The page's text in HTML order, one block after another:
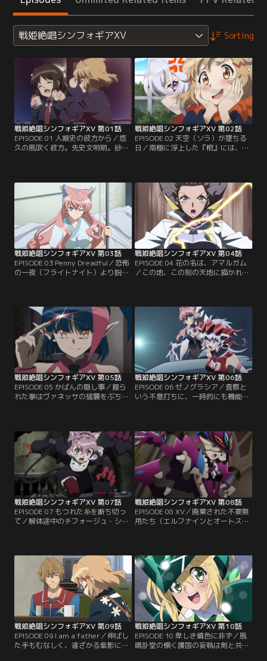
戦姫絶唱シンフォギアXV Sorting
戦姫絶唱シンフォギアXV 第01話
EPISODE 01 人類史の彼方から／悠
久の風吹く彼方。先史文明期。砂塵
させる。それがいかなるものである
のか、詳らかにされないまま、全て
は闇黒に没する。ただ一言、情を交
わしたヒトの名を遺して--時は過ぎ
て現代。南氷洋にS.O.N.G.本部は浮
上し…。【提供：バンダイチャンネ
ル】
戦姫絶唱シンフォギアXV 第02話
EPISODE 02 天空（ソラ）が墜ちる
日／南極に浮上した『棺』には、ア
ァリア光明結社の残党。閉所にして
見通しの利かない状況を作り出し、
長物と機動力を封じるエルザであっ
たが、連携するザババの刃は、これ
までの積み重ねがもたらす対応力に
て撃退に成功する。【提供：バンダ
イチャンネル】
戦姫絶唱シンフォギアXV 第03話
EPISODE 03 Penny Dreadful／恐怖
の一夜（フライトナイト）より脱出
ていた。7万を超えてなお増え続け
る死者のカウントに、残党には収ま
らぬ巨悪を予感する一同。ちょうど
その裏でミラアルクとエルザは、黒
ずくめの男たちと接触を果たしてい
た。【提供：バンダイチャンネル】
戦姫絶唱シンフォギアXV 第04話
EPISODE 04 花の名は、アマルガム
／この地、この刻の天地に描かれる
った。不協和に奏でられる音の羅列
に続いて大噴火する人体が、蜘蛛の
結界を突き破る。駆けつけた装者た
ちと相対するヴァネッサは、戦う理
由を語る事で響を翻弄する。ペース
を乱されながらも…。【提供：バン
ダイチャンネル】
戦姫絶唱シンフォギアXV 第05話
EPISODE 05 かばんの隠し事／握ら
れた拳はヴァネッサの猛襲をぶち抜
き、ついに彼女の眼前にて開かれ
取る響。再度の対話を試みるもの
の、だが、その勇気は闖入者によっ
て踏み躙られてしまう。日本政府よ
り突如にして不自然、かつ強引に執
行される本部への査察。結果、一時
的にではあるが…。【提供：バンダ
イチャンネル】
戦姫絶唱シンフォギアXV 第06話
EPISODE 06 ゼノグラシア／査察と
いう不意打ちに、一時的にも機能不
険に巻き込んでしまう。未来とエル
フナインの安否を気遣う装者達の想
いはひとつであったが、疲弊に摩耗
した翼は、マリアの心配をよそに周
囲と軋轢を繰り返し、孤立してい
く。一方で…。【提供：バンダイチ
ャンネル】
戦姫絶唱シンフォギアXV 第07話
EPISODE 07 もつれた糸を断ち切っ
て／解体途中のチフォージュ・シャ
りにも不気味で巨大なエネルギー
塊。設置されたジェネレイターを稼
働させたのは魔眼に弄られたエルフ
ナインであり、数多に廃棄されたオ
ートスコアラーの躯体に残存する
「想い出」であった。【提供：バン
ダイチャンネル】
戦姫絶唱シンフォギアXV 第08話
EPISODE 08 XV／廃棄された不要無
用たち（エルフナインとオートスコ
を果たすキャロル・マールス・ディ
ーンハイム。スフォルツァンドに残
響する奇跡殺しの錬金術は、ノーブ
ルレッドらを蹴散らしていく。その
間にも神の力は、神そのものへと至
ろうと…。【提供：バンダイチャン
ネル】
戦姫絶唱シンフォギアXV 第09話
EPISODE 09 I am a father／伸ばし
た手もむなしく、遠ざかる紫影に向
かって親友の名を叫ぶ響。陽だまり
戦姫絶唱シンフォギアXV 第10話
EPISODE 10 卑しき錆色に非ず／風
鳴訃堂の懐く護国の妄執は剣と共に